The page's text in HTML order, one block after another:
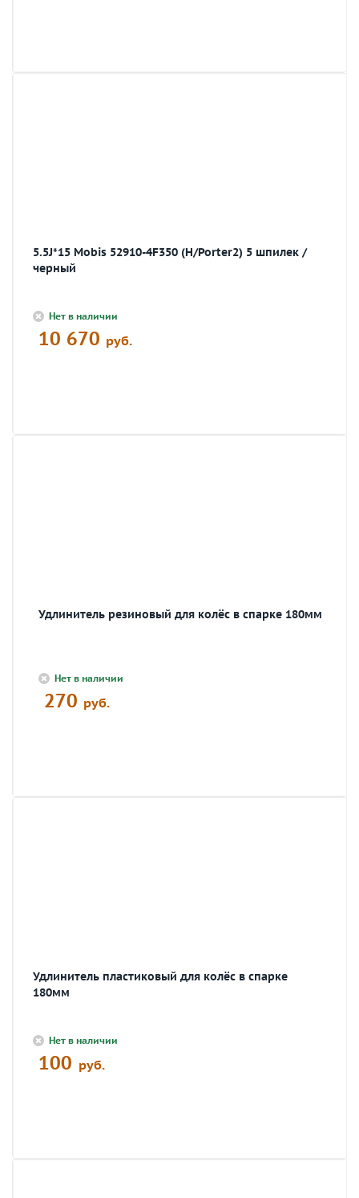
5.5J*15 Mobis 52910-4F350 (H/Porter2) 5 шпилек /
черный
Нет в наличии
10 670 руб.
Удлинитель резиновый для колёс в спарке 180мм
Нет в наличии
270 руб.
Удлинитель пластиковый для колёс в спарке
180мм
Нет в наличии
100 руб.